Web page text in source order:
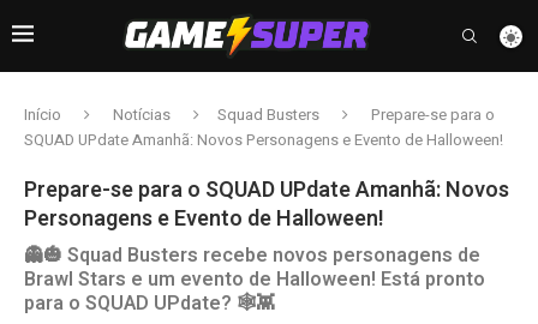
Início Notícias Squad Busters
Prepare-se para o
SQUAD UPdate Amanhã: Novos Personagens e Evento de Halloween!
Prepare-se para o SQUAD UPdate Amanhã: Novos
Personagens e Evento de Halloween!
👻🎃 Squad Busters recebe novos personagens de
Brawl Stars e um evento de Halloween! Está pronto
para o SQUAD UPdate? 🕸️👾